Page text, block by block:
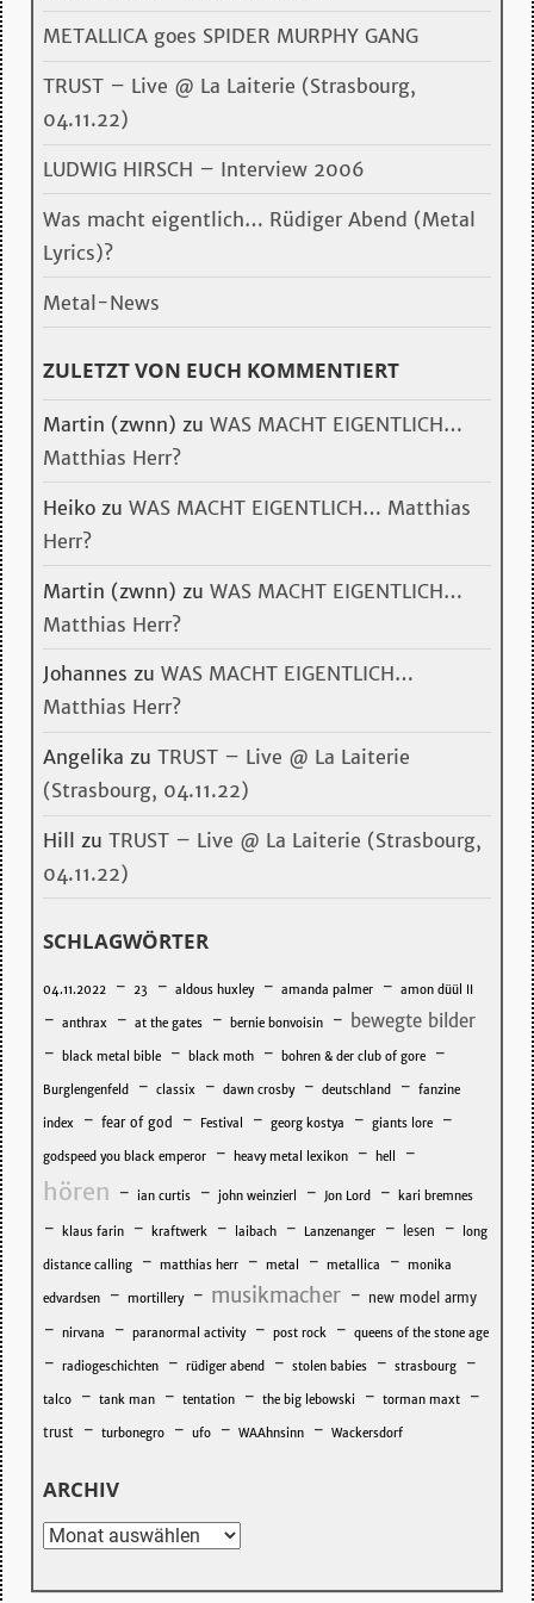
METALLICA goes SPIDER MURPHY GANG
TRUST – Live @ La Laiterie (Strasbourg,
04.11.22)
LUDWIG HIRSCH – Interview 2006
Was macht eigentlich… Rüdiger Abend (Metal
Lyrics)?
Metal-News
ZULETZT VON EUCH KOMMENTIERT
Martin (zwnn) zu WAS MACHT EIGENTLICH…
Matthias Herr?
Heiko zu WAS MACHT EIGENTLICH… Matthias
Herr?
Martin (zwnn) zu WAS MACHT EIGENTLICH…
Matthias Herr?
Johannes zu WAS MACHT EIGENTLICH…
Matthias Herr?
Angelika zu TRUST – Live @ La Laiterie
(Strasbourg, 04.11.22)
Hill zu TRUST – Live @ La Laiterie (Strasbourg,
04.11.22)
SCHLAGWÖRTER
04.11.2022 - 23 - aldous huxley - amanda palmer - amon düül II
- anthrax - at the gates - bernie bonvoisin - bewegte bilder
- black metal bible - black moth - bohren & der club of gore -
Burglengenfeld - classix - dawn crosby - deutschland - fanzine
index - fear of god - Festival - georg kostya - giants lore -
godspeed you black emperor - heavy metal lexikon - hell -
hören - ian curtis - john weinzierl - Jon Lord - kari bremnes
- klaus farin - kraftwerk - laibach - Lanzenanger - lesen - long
distance calling - matthias herr - metal - metallica - monika
edvardsen - mortillery - musikmacher - new model army
- nirvana - paranormal activity - post rock - queens of the stone age
- radiogeschichten - rüdiger abend - stolen babies - strasbourg -
talco - tank man - tentation - the big lebowski - torman maxt -
trust - turbonegro - ufo - WAAhnsinn - Wackersdorf
ARCHIV
Archiv